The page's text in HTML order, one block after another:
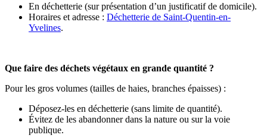
En déchetterie (sur présentation d’un justificatif de domicile).
Horaires et adresse : Déchetterie de Saint-Quentin-en-
Yvelines.
Que faire des déchets végétaux en grande quantité ?
Pour les gros volumes (tailles de haies, branches épaisses) :
Déposez-les en déchetterie (sans limite de quantité).
Évitez de les abandonner dans la nature ou sur la voie
publique.